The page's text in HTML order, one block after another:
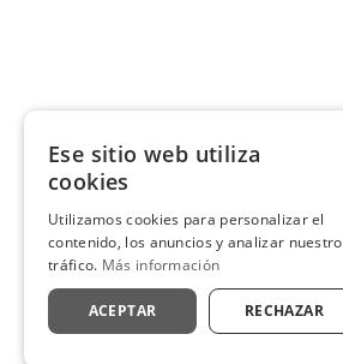
Ese sitio web utiliza
cookies
Utilizamos cookies para personalizar el
contenido, los anuncios y analizar nuestro
tráfico. Más información
ACEPTAR RECHAZAR